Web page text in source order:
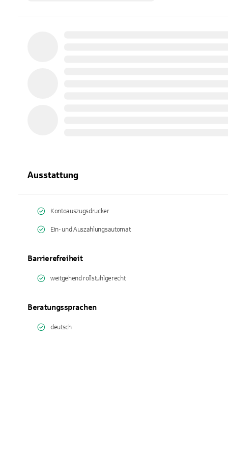
Ausstattung
Kontoauszugsdrucker
Ein- und Auszahlungsautomat
Barrierefreiheit
weitgehend rollstuhlgerecht
Beratungssprachen
deutsch